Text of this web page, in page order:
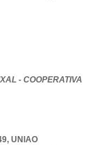
- COOPERATIVA
, UNIAO